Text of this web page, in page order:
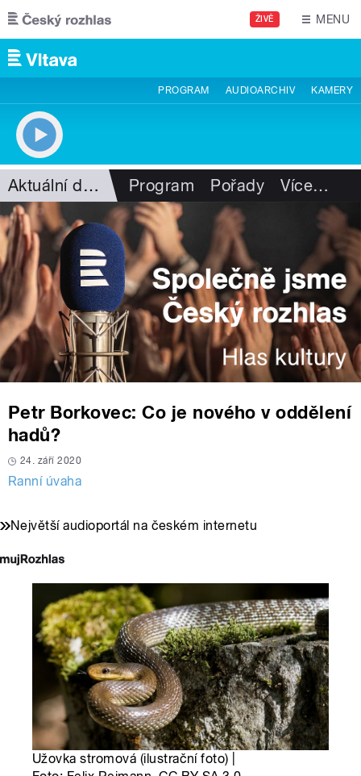
Přejít k hlavnímu obsahu
ŽIVĚ MENU
PROGRAM AUDIOARCHIV KAMERY
Aktuální dění Program Pořady Více…
Petr Borkovec: Co je nového v oddělení
hadů?
24. září 2020
Ranní úvaha
Největší audioportál na českém internetu
Užovka stromová (ilustrační foto) |